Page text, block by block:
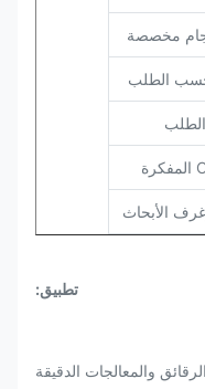
حسب الطلب
الأبحاث
تطبيق: